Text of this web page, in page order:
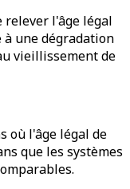
relever l'âge légal
une dégradation
vieillissement de
où l'âge légal de
que les systèmes